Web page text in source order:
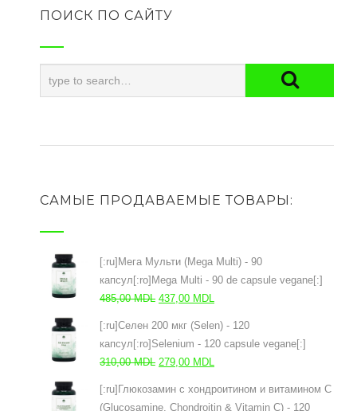
ПОИСК ПО САЙТУ
САМЫЕ ПРОДАВАЕМЫЕ ТОВАРЫ:
[:ru]Мега Мульти (Mega Multi) - 90
капсул[:ro]Mega Multi - 90 de capsule vegane[:]
485,00MDL Первоначальная
составляла
437,00 MDL
437,00 MDL.
[:ru]Селен 200 мкг (Selen) - 120
капсул[:ro]Selenium - 120 capsule vegane[:]
310,00MDL Первоначальная
составляла
279,00 MDL
[:ru]Глюкозамин с хондроитином и витамином С
(Glucosamine, Chondroitin & Vitamin C) - 120